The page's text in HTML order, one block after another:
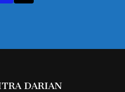
DARIAN